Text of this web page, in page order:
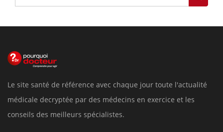
Le site santé de référence avec chaque jour toute l'actualité
médicale decryptée par des médecins en exercice et les
conseils des meilleurs spécialistes.